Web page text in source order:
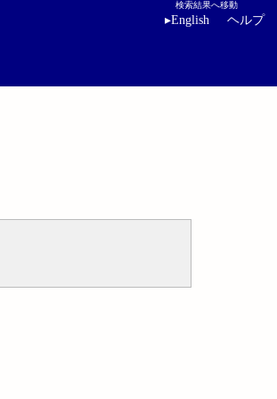
検索結果へ移動
▸English ヘルプ